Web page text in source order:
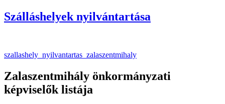
Szálláshelyek nyilvántartása
szallashely_nyilvantartas_zalaszentmihaly
Zalaszentmihály önkormányzati
képviselők listája